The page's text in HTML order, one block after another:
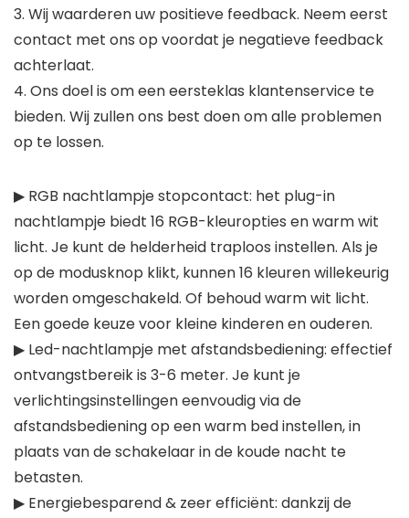
3. Wij waarderen uw positieve feedback. Neem eerst
contact met ons op voordat je negatieve feedback
achterlaat.
4. Ons doel is om een eersteklas klantenservice te
bieden. Wij zullen ons best doen om alle problemen
op te lossen.
▶ RGB nachtlampje stopcontact: het plug-in
nachtlampje biedt 16 RGB-kleuropties en warm wit
licht. Je kunt de helderheid traploos instellen. Als je
op de modusknop klikt, kunnen 16 kleuren willekeurig
worden omgeschakeld. Of behoud warm wit licht.
Een goede keuze voor kleine kinderen en ouderen.
▶ Led-nachtlampje met afstandsbediening: effectief
ontvangstbereik is 3-6 meter. Je kunt je
verlichtingsinstellingen eenvoudig via de
afstandsbediening op een warm bed instellen, in
plaats van de schakelaar in de koude nacht te
betasten.
▶ Energiebesparend & zeer efficiënt: dankzij de